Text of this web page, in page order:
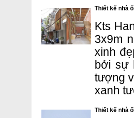
Thiết kế nhà
Kts
3x9m
xinh
bởi sự
tượng
xanh
Thiết kế nhà